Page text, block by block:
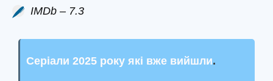
IMDb – 7.3
Серіали 2025 року які вже вийшли.